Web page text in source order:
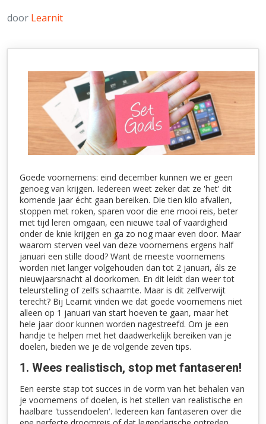
door Learnit
Goede voornemens: eind december kunnen we er geen
genoeg van krijgen. Iedereen weet zeker dat ze 'het' dit
komende jaar écht gaan bereiken. Die tien kilo afvallen,
stoppen met roken, sparen voor die ene mooi reis, beter
met tijd leren omgaan, een nieuwe taal of vaardigheid
onder de knie krijgen en ga zo nog maar even door. Maar
waarom sterven veel van deze voornemens ergens half
januari een stille dood? Want de meeste voornemens
worden niet langer volgehouden dan tot 2 januari, áls ze
nieuwjaarsnacht al doorkomen. En dit leidt dan weer tot
teleurstelling of zelfs schaamte. Maar is dit zelfverwijt
terecht? Bij Learnit vinden we dat goede voornemens niet
alleen op 1 januari van start hoeven te gaan, maar het
hele jaar door kunnen worden nagestreefd. Om je een
handje te helpen met het daadwerkelijk bereiken van je
doelen, bieden we je de volgende zeven tips.
1. Wees realistisch, stop met fantaseren!
Een eerste stap tot succes in de vorm van het behalen van
je voornemens of doelen, is het stellen van realistische en
haalbare 'tussendoelen'. Iedereen kan fantaseren over die